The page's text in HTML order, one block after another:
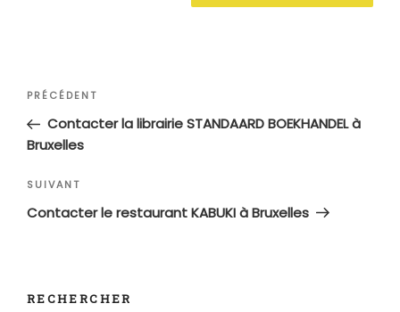
Navigation
l’article
Article
précédent
PRÉCÉDENT
Contacter la librairie STANDAARD BOEKHANDEL à
Bruxelles
Article
suivant
SUIVANT
Contacter le restaurant KABUKI à Bruxelles
RECHERCHER